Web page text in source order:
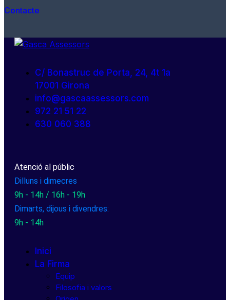
Contacte
C/ Bonastruc de Porta, 24, 4t 1a
17001 Girona
info@gascaassessors.com
972 21 51 22
630 060 388
Atenció al públic
Dilluns i dimecres
9h - 14h / 16h - 19h
Dimarts, dijous i divendres:
9h - 14h
Inici
La Firma
Equip
Filosofia i valors